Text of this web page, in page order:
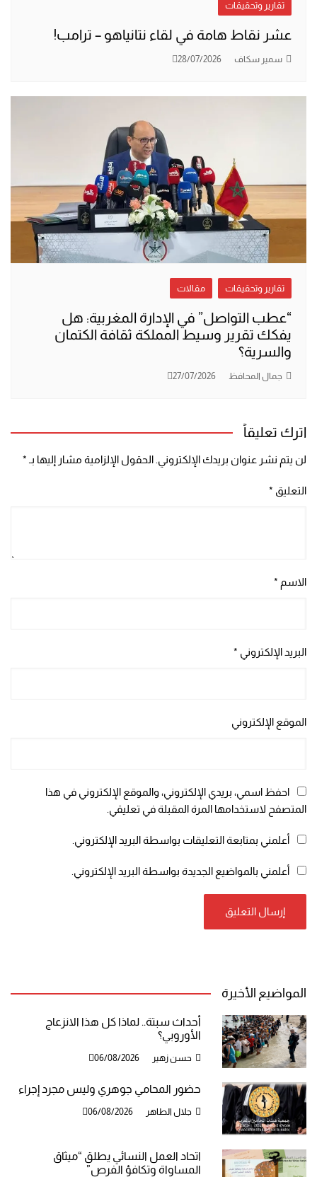
تقارير وتحقيقات
عشر نقاط هامة في لقاء نتانياهو – ترامب!
سمير سكاف 28/07/2026
تقارير وتحقيقات مقالات
“عطب التواصل” في الإدارة المغربية: هل
يفكك تقرير وسيط المملكة ثقافة الكتمان
والسرية؟
جمال المحافظ 27/07/2026
اترك تعليقاً
لن يتم نشر عنوان بريدك الإلكتروني. الحقول الإلزامية مشار إليها بـ *
التعليق *
الاسم *
البريد الإلكتروني *
الموقع الإلكتروني
احفظ اسمي، بريدي الإلكتروني، والموقع الإلكتروني في هذا
المتصفح لاستخدامها المرة المقبلة في تعليقي.
أعلمني بمتابعة التعليقات بواسطة البريد الإلكتروني.
أعلمني بالمواضيع الجديدة بواسطة البريد الإلكتروني.
المواضيع الأخيرة
أحداث سبتة.. لماذا كل هذا الانزعاج
الأوروبي؟
حسن زهير 06/08/2026
حضور المحامي جوهري وليس مجرد إجراء
جلال الطاهر 06/08/2026
اتحاد العمل النسائي يطلق “ميثاق
المساواة وتكافؤ الفرص”